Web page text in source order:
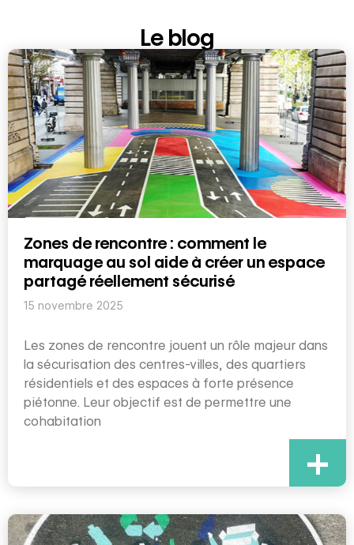
Le blog
Zones de rencontre : comment le
marquage au sol aide à créer un espace
partagé réellement sécurisé
15 novembre 2025
Les zones de rencontre jouent un rôle majeur dans
la sécurisation des centres-villes, des quartiers
résidentiels et des espaces à forte présence
piétonne. Leur objectif est de permettre une
cohabitation
+